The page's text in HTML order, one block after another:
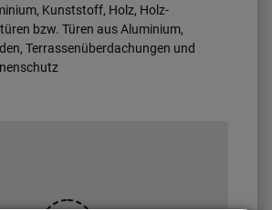
Kunststoff, Holz, Holz-
bzw. Türen aus Aluminium,
Terrassenüberdachungen und